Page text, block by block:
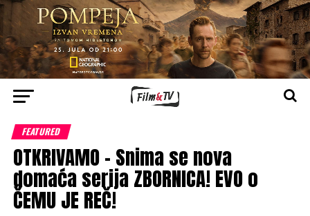
FEATURED
OTKRIVAMO – Snima se nova
domaća serija ZBORNICA! EVO o
ČEMU JE REČ!